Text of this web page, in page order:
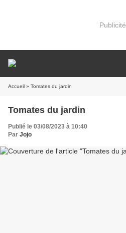
Publicité
Accueil » Tomates du jardin
Tomates du jardin
Publié le 03/08/2023 à 10:40
Par Jojo